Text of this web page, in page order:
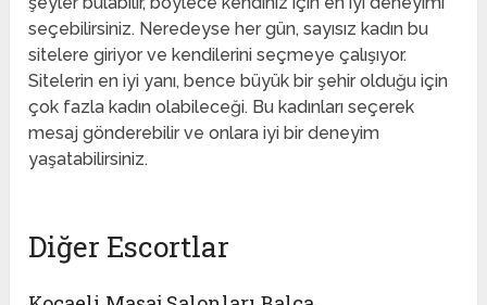
seçebilirsiniz. Neredeyse her gün, sayısız kadın bu
sitelere giriyor ve kendilerini seçmeye çalışıyor.
Sitelerin en iyi yanı, bence büyük bir şehir olduğu için
çok fazla kadın olabileceği. Bu kadınları seçerek
mesaj gönderebilir ve onlara iyi bir deneyim
yaşatabilirsiniz.
Diğer Escortlar